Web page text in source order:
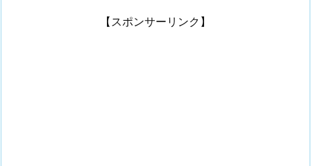
【スポンサーリンク】